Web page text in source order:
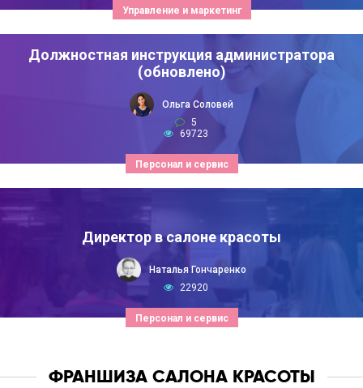
Управление и маркетинг
Персонал и сервис
Должностная инструкция администратора
(обновлено)
Ольга Соловей
5
69723
Персонал и сервис
Директор в салоне красоты
Наталья Гончаренко
22920
ФРАНШИЗА САЛОНА КРАСОТЫ